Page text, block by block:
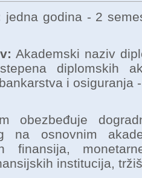
jedna godina - 2
Akademski naziv
diplomskih
i osiguranja
obezbeđuje
na osnovnim
finansija,
institucija,